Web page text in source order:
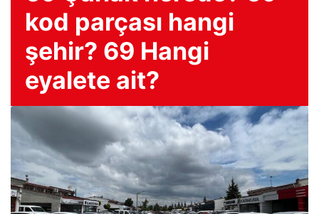
kod parçası hangi
şehir? 69 Hangi
eyalete ait?